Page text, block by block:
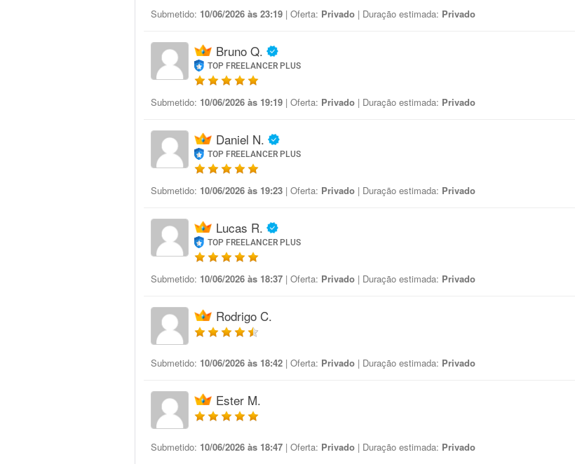
Submetido: 10/06/2026 às 23:19 | Oferta: Privado | Duração estimada: Privado
Bruno Q.
TOP FREELANCER PLUS
Submetido: 10/06/2026 às 19:19 | Oferta: Privado | Duração estimada: Privado
Daniel N.
TOP FREELANCER PLUS
Submetido: 10/06/2026 às 19:23 | Oferta: Privado | Duração estimada: Privado
Lucas R.
TOP FREELANCER PLUS
Submetido: 10/06/2026 às 18:37 | Oferta: Privado | Duração estimada: Privado
Rodrigo C.
Submetido: 10/06/2026 às 18:42 | Oferta: Privado | Duração estimada: Privado
Ester M.
Submetido: 10/06/2026 às 18:47 | Oferta: Privado | Duração estimada: Privado